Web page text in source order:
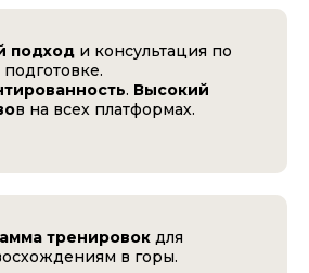
подход и консультация по
. Высокий
в на всех платформах.
тренировок для
в горы.